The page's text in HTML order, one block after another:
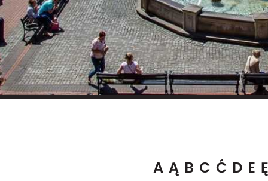
A Ą B C Ć D E Ę